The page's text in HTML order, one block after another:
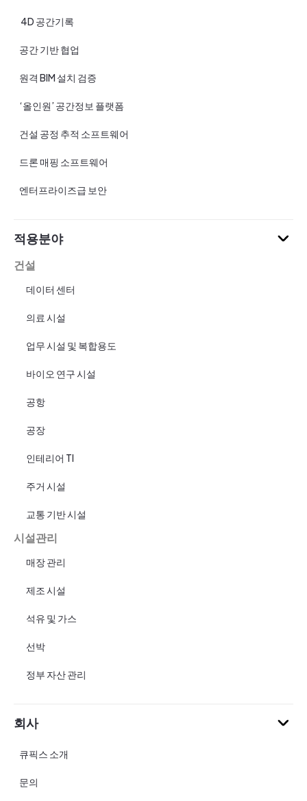
4D 공간기록
공간 기반 협업
원격 BIM 설치 검증
‘올인원’ 공간정보 플랫폼
건설 공정 추적 소프트웨어
드론 매핑 소프트웨어
엔터프라이즈급 보안
적용분야
건설
데이터 센터
의료 시설
업무 시설 및 복합용도
바이오 연구 시설
공항
공장
인테리어 TI
주거 시설
교통 기반 시설
시설관리
매장 관리
제조 시설
석유 및 가스
선박
정부 자산 관리
회사
큐픽스 소개
문의